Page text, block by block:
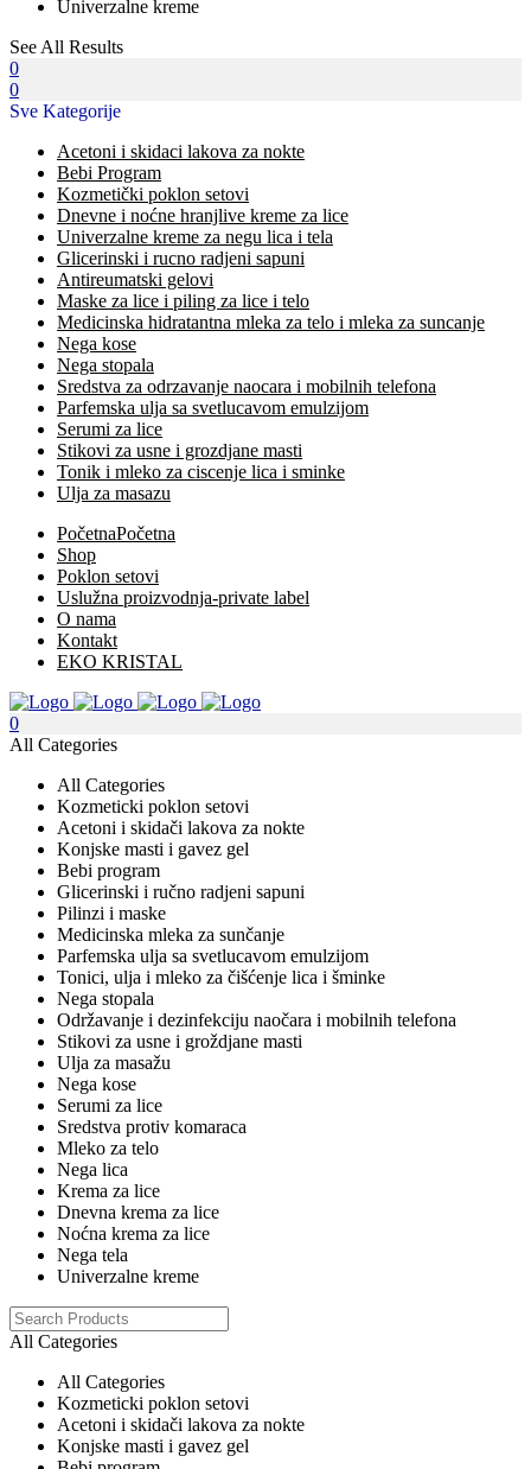
Univerzalne kreme
See All Results
0
0
Sve Kategorije
Acetoni i skidaci lakova za nokte
Bebi Program
Kozmetički poklon setovi
Dnevne i noćne hranjlive kreme za lice
Univerzalne kreme za negu lica i tela
Glicerinski i rucno radjeni sapuni
Antireumatski gelovi
Maske za lice i piling za lice i telo
Medicinska hidratantna mleka za telo i mleka za suncanje
Nega kose
Nega stopala
Sredstva za odrzavanje naocara i mobilnih telefona
Parfemska ulja sa svetlucavom emulzijom
Serumi za lice
Stikovi za usne i grozdjane masti
Tonik i mleko za ciscenje lica i sminke
Ulja za masazu
PočetnaPočetna
Shop
Poklon setovi
Uslužna proizvodnja-private label
O nama
Kontakt
EKO KRISTAL
0
All Categories
All Categories
Kozmeticki poklon setovi
Acetoni i skidači lakova za nokte
Konjske masti i gavez gel
Bebi program
Glicerinski i ručno radjeni sapuni
Pilinzi i maske
Medicinska mleka za sunčanje
Parfemska ulja sa svetlucavom emulzijom
Tonici, ulja i mleko za čišćenje lica i šminke
Nega stopala
Održavanje i dezinfekciju naočara i mobilnih telefona
Stikovi za usne i groždjane masti
Ulja za masažu
Nega kose
Serumi za lice
Sredstva protiv komaraca
Mleko za telo
Nega lica
Krema za lice
Dnevna krema za lice
Noćna krema za lice
Nega tela
Univerzalne kreme
All Categories
All Categories
Kozmeticki poklon setovi
Acetoni i skidači lakova za nokte
Konjske masti i gavez gel